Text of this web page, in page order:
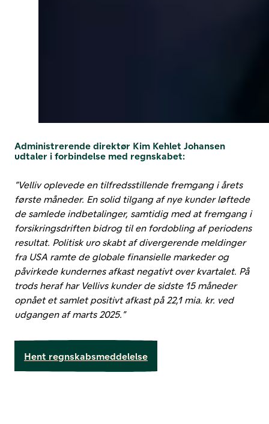
Administrerende direktør Kim Kehlet Johansen
udtaler i forbindelse med regnskabet:
”Velliv oplevede en tilfredsstillende fremgang i årets
første måneder. En solid tilgang af nye kunder løftede
de samlede indbetalinger, samtidig med at fremgang i
forsikringsdriften bidrog til en fordobling af periodens
resultat. Politisk uro skabt af divergerende meldinger
fra USA ramte de globale finansielle markeder og
påvirkede kundernes afkast negativt over kvartalet. På
trods heraf har Vellivs kunder de sidste 15 måneder
opnået et samlet positivt afkast på 22,1 mia. kr. ved
udgangen af marts 2025.”
Hent regnskabsmeddelelse